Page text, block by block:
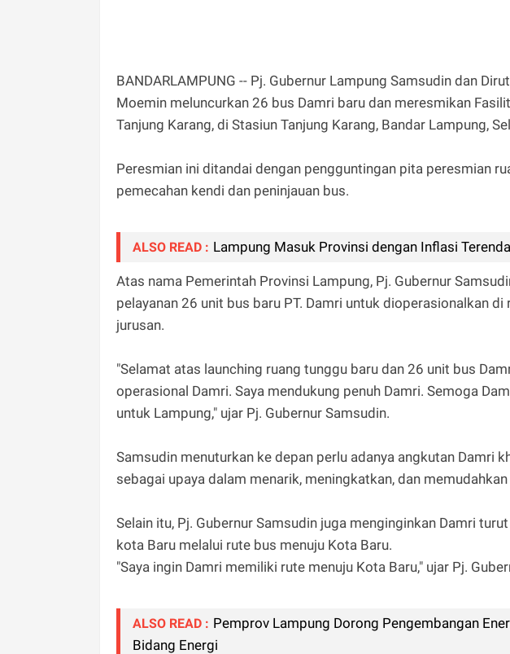
BANDARLAMPUNG -- Pj. Gubernur Lampung Samsudin dan
Moemin meluncurkan 26 bus Damri baru dan meresmikan
Tanjung Karang, di Stasiun Tanjung Karang, Bandar Lampung,
Peresmian ini ditandai dengan pengguntingan pita peresmian
pemecahan kendi dan peninjauan bus.
ALSO READ : Lampung Masuk Provinsi dengan Inflasi
Atas nama Pemerintah Provinsi Lampung, Pj. Gubernur
pelayanan 26 unit bus baru PT. Damri untuk dioperasionalkan
jurusan.
"Selamat atas launching ruang tunggu baru dan 26 unit bus
operasional Damri. Saya mendukung penuh Damri. Semoga
untuk Lampung," ujar Pj. Gubernur Samsudin.
Samsudin menuturkan ke depan perlu adanya angkutan Damri
sebagai upaya dalam menarik, meningkatkan, dan
Selain itu, Pj. Gubernur Samsudin juga menginginkan Damri
kota Baru melalui rute bus menuju Kota Baru.
"Saya ingin Damri memiliki rute menuju Kota Baru," ujar Pj.
ALSO READ : Pemprov Lampung Dorong Pengembangan
Bidang Energi